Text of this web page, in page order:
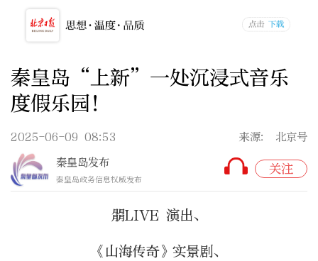
秦皇岛“上新”一处沉浸式音乐
度假乐园！
2025-06-09 08:53
来源: 北京号
秦皇岛发布
秦皇岛政务信息权威发布
关注
朤LIVE 演出、
《山海传奇》实景剧、